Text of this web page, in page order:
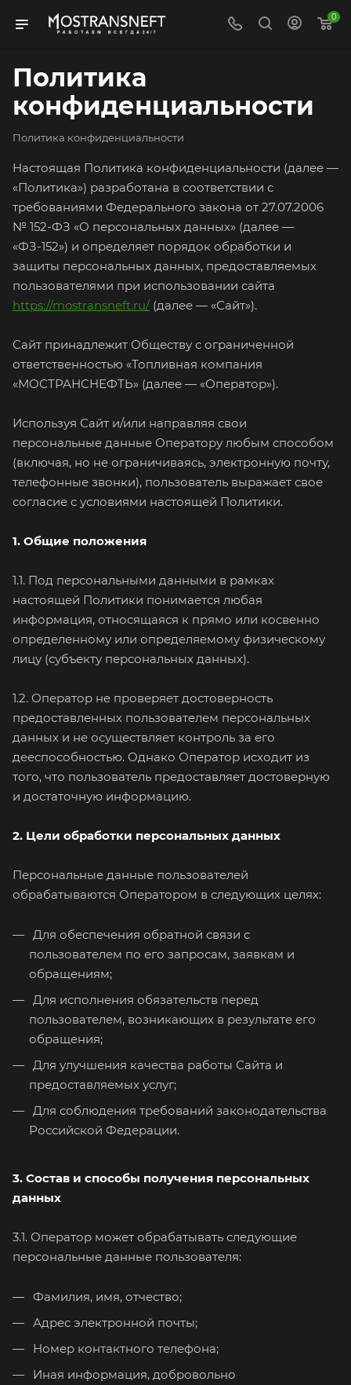
0
Политика
конфиденциальности
Политика конфиденциальности
Настоящая Политика конфиденциальности (далее —
«Политика») разработана в соответствии с
требованиями Федерального закона от 27.07.2006
№ 152-ФЗ «О персональных данных» (далее —
«ФЗ-152») и определяет порядок обработки и
защиты персональных данных, предоставляемых
пользователями при использовании сайта
https://mostransneft.ru/(далее — «Сайт»).
Сайт принадлежит Обществу с ограниченной
ответственностью «Топливная компания
«МОСТРАНСНЕФТЬ» (далее — «Оператор»).
Используя Сайт и/или направляя свои
персональные данные Оператору любым способом
(включая, но не ограничиваясь, электронную почту,
телефонные звонки), пользователь выражает свое
согласие с условиями настоящей Политики.
1. Общие положения
1.1. Под персональными данными в рамках
настоящей Политики понимается любая
информация, относящаяся к прямо или косвенно
определенному или определяемому физическому
лицу (субъекту персональных данных).
1.2. Оператор не проверяет достоверность
предоставленных пользователем персональных
данных и не осуществляет контроль за его
дееспособностью. Однако Оператор исходит из
того, что пользователь предоставляет достоверную
и достаточную информацию.
2. Цели обработки персональных данных
Персональные данные пользователей
обрабатываются Оператором в следующих целях:
Для обеспечения обратной связи с
пользователем по его запросам, заявкам и
обращениям;
Для исполнения обязательств перед
пользователем, возникающих в результате его
обращения;
Для улучшения качества работы Сайта и
предоставляемых услуг;
Для соблюдения требований законодательства
Российской Федерации.
3. Состав и способы получения персональных
данных
3.1. Оператор может обрабатывать следующие
персональные данные пользователя:
Фамилия, имя, отчество;
Адрес электронной почты;
Номер контактного телефона;
Иная информация, добровольно